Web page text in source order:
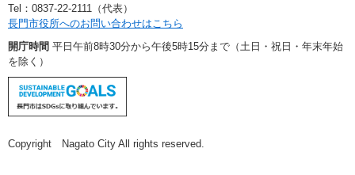
Tel：0837-22-2111（代表）
長門市役所へのお問い合わせはこちら
開庁時間 平日午前8時30分から午後5時15分まで（土日・祝日・年末年始
を除く）
Copyright Nagato City All rights reserved.